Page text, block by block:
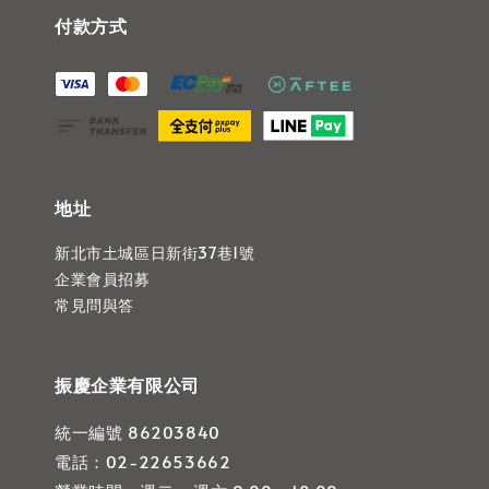
付款方式
地址
新北市土城區日新街37巷1號
企業會員招募
常見問與答
振慶企業有限公司
統一編號 86203840
電話：02-22653662